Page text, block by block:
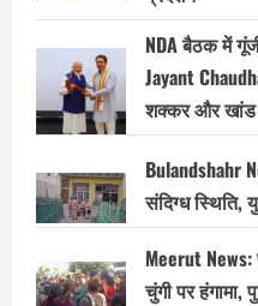
NDA बैठक में
Jayant
शक्कर और खांड
Bulandshahr
संदिग्ध स्थिति,
Meerut News:
चुंगी पर हंगामा,